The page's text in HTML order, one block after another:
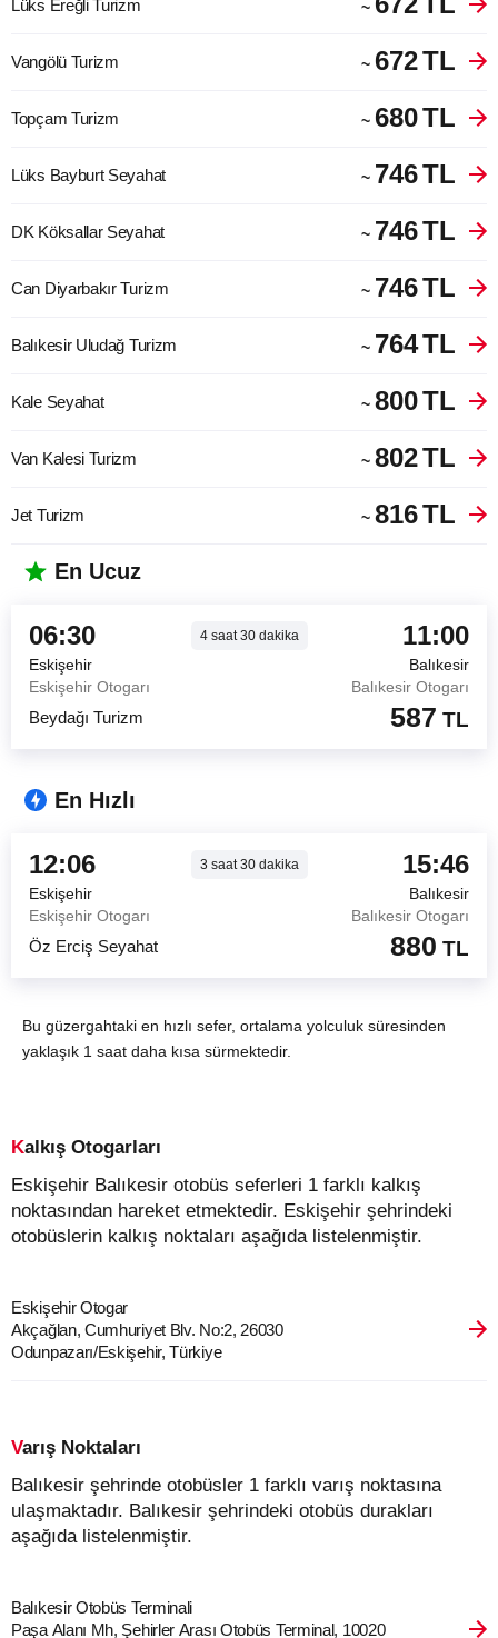
Lüks Ereğli Turizm ~
Vangölü Turizm ~ 672TL
Topçam Turizm ~ 680TL
Lüks Bayburt Seyahat ~ 746TL
DK Köksallar Seyahat ~ 746TL
Can Diyarbakır Turizm ~ 746TL
Balıkesir Uludağ Turizm ~ 764TL
Kale Seyahat ~ 800TL
Van Kalesi Turizm ~ 802TL
Jet Turizm ~ 816TL
En Ucuz
06:30 4saat30dakika 11:00
Eskişehir
Balıkesir
Eskişehir Otogarı
Balıkesir Otogarı
Beydağı Turizm 587 TL
En Hızlı
12:06 3 saat30dakika 15:46
Eskişehir
Balıkesir
Eskişehir Otogarı
Balıkesir Otogarı
Öz Erciş Seyahat 880 TL
Bu güzergahtaki en hızlı sefer, ortalama yolculuk süresinden
yaklaşık 1 saat daha kısa sürmektedir.
Kalkış Otogarları
Eskişehir Balıkesir otobüs seferleri 1 farklı kalkış
noktasından hareket etmektedir. Eskişehir şehrindeki
otobüslerin kalkış noktaları aşağıda listelenmiştir.
Eskişehir Otogar
Akçağlan, Cumhuriyet Blv. No:2, 26030
Odunpazarı/Eskişehir, Türkiye
Varış Noktaları
Balıkesir şehrinde otobüsler 1 farklı varış noktasına
ulaşmaktadır. Balıkesir şehrindeki otobüs durakları
aşağıda listelenmiştir.
Balıkesir Otobüs Terminali
Paşa Alanı Mh, Şehirler Arası Otobüs Terminal, 10020